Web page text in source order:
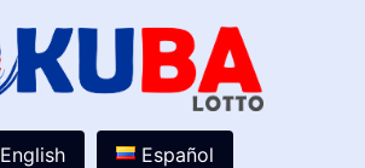
English
Español